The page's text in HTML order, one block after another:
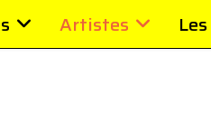
Artistes